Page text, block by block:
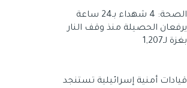
الصحة: 4 شهداء بـ24 ساعة
يرفعان الحصيلة منذ وقف النار
بغزة لـ1,207
قيادات أمنية إسرائيلية تستنجد